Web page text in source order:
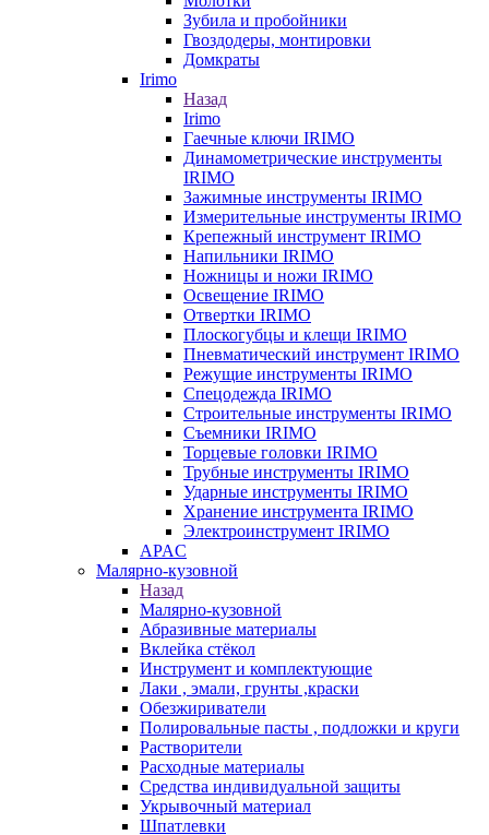
Зубила и пробойники
Гвоздодеры, монтировки
Домкраты
Irimo
Назад
Irimo
Гаечные ключи IRIMO
Динамометрические инструменты
IRIMO
Зажимные инструменты IRIMO
Измерительные инструменты IRIMO
Крепежный инструмент IRIMO
Напильники IRIMO
Ножницы и ножи IRIMO
Освещение IRIMO
Отвертки IRIMO
Плоскогубцы и клещи IRIMO
Пневматический инструмент IRIMO
Режущие инструменты IRIMO
Спецодежда IRIMO
Строительные инструменты IRIMO
Съемники IRIMO
Торцевые головки IRIMO
Трубные инструменты IRIMO
Ударные инструменты IRIMO
Хранение инструмента IRIMO
Электроинструмент IRIMO
APAC
Малярно-кузовной
Назад
Малярно-кузовной
Абразивные материалы
Вклейка стёкол
Инструмент и комплектующие
Лаки , эмали, грунты ,краски
Обезжириватели
Полировальные пасты , подложки и круги
Растворители
Расходные материалы
Средства индивидуальной защиты
Укрывочный материал
Шпатлевки